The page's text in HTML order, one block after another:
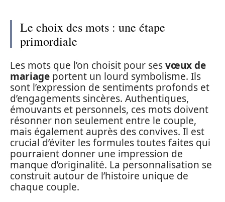
Le choix des mots : une étape
primordiale
Les mots que l’on choisit pour sesvœux de
mariage portent un lourd symbolisme. Ils
sont l’expression de sentiments profonds et
d’engagements sincères. Authentiques,
émouvants et personnels, ces mots doivent
résonner non seulement entre le couple,
mais également auprès des convives. Il est
crucial d’éviter les formules toutes faites qui
pourraient donner une impression de
manque d’originalité. La personnalisation se
construit autour de l’histoire unique de
chaque couple.